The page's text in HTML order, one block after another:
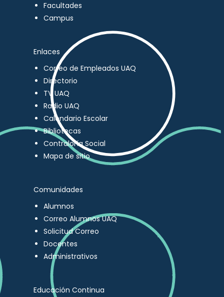
Facultades
Campus
Enlaces
Correo de Empleados UAQ
Directorio
TV UAQ
Radio UAQ
Calendario Escolar
Bibliotecas
Contraloría Social
Mapa de sitio
Comunidades
Alumnos
Correo Alumnos UAQ
Solicitud Correo
Docentes
Administrativos
Educación Continua